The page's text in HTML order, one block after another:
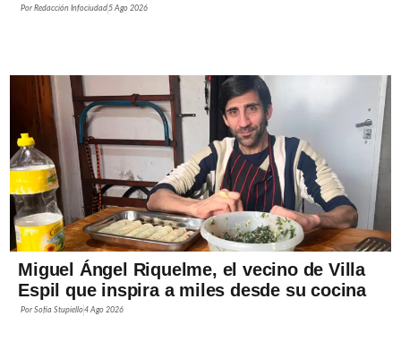
PorRedacción Infociudad5 Ago 2026
Miguel Ángel Riquelme, el vecino de Villa
Espil que inspira a miles desde su cocina
PorSofía Stupiello4 Ago 2026